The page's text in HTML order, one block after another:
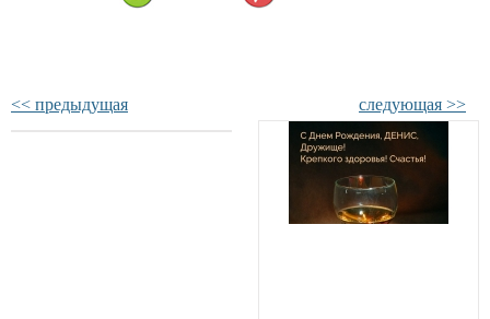
<< предыдущая следующая >>